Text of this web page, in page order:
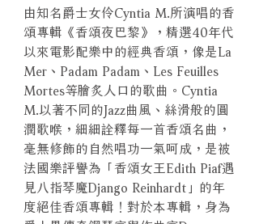
由知名爵士女伶Cyntia M.所演唱的香
頌專輯《香頌夜巴黎》，精選40年代
以來電影配樂中的經典香頌，像是La
Mer、Padam Padam、Les Feuilles
Mortes等膾炙人口的歌曲。Cyntia
M.以著不同的Jazz曲風、絲滑般的圓
潤歌喉，細細詮釋每一首香頌名曲，
毫無修飾的自然唱功一氣呵成，是被
法國樂評譽為「香頌女王Edith Piaf遇
見八指琴魔Django Reinhardt」的年
度絕佳香頌專輯！對於本專輯，身為